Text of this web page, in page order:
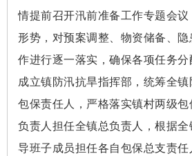
情提前召开汛前准备工作专题会
形势，对预案调整、物资储备、
作进行逐一落实，确保各项任务分
成立镇防汛抗旱指挥部，统筹全
包保责任人，严格落实镇村两级
负责人担任全镇总负责人，根据
导班子成员担任各自包保总支责